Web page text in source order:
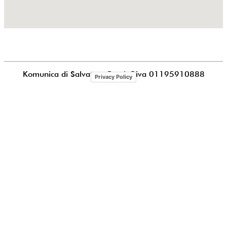
Komunica di Salvatore PucciaP.iva 01195910888
Privacy Policy